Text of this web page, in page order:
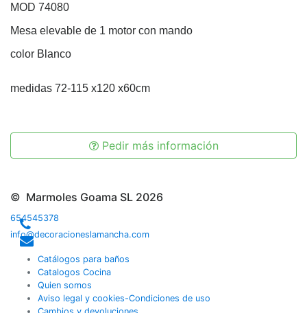
MOD 74080
Mesa elevable de 1 motor con mando
color Blanco
medidas 72-115 x120 x60cm
Pedir más información
© Marmoles Goama SL 2026
654545378
info@decoracioneslamancha.com
Catálogos para baños
Catalogos Cocina
Quien somos
Aviso legal y cookies-Condiciones de uso